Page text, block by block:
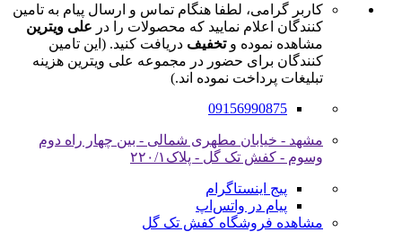
کاربر گرامی، لطفا هنگام تماس و ارسال پیام به تامین
کنندگان اعلام نمایید که محصولات را در علی ویترین
مشاهده نموده وتخفیف دریافت کنید. (این تامین
کنندگان برای حضور در مجموعه علی ویترین هزینه
تبلیغات پرداخت نموده اند.)
09156990875
مشهد - خیابان مطهری شمالی - بین چهار راه دوم
وسوم - کفش تک گل - پلاک۲۲۰/۱
پیج اینستاگرام
پیام در واتس‌اپ
مشاهده فروشگاه کفش تک گل